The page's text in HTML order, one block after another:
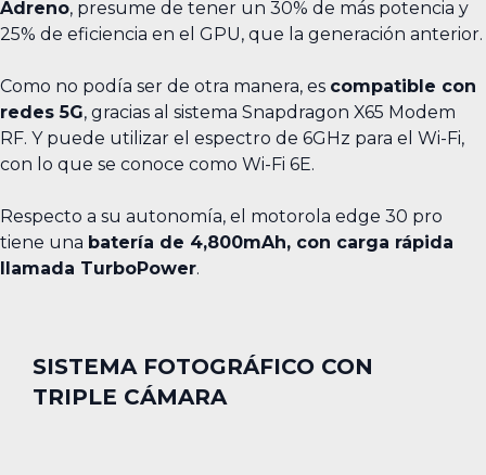
Adreno, presume de tener un 30% de más potencia y
25% de eficiencia en el GPU, que la generación anterior.
Como no podía ser de otra manera, es compatible con
redes 5G, gracias al sistema Snapdragon X65 Modem
RF. Y puede utilizar el espectro de 6GHz para el Wi-Fi,
con lo que se conoce como Wi-Fi 6E.
Respecto a su autonomía, el motorola edge 30 pro
tiene una batería de 4,800mAh, con carga rápida
llamada TurboPower.
SISTEMA FOTOGRÁFICO CON
TRIPLE CÁMARA